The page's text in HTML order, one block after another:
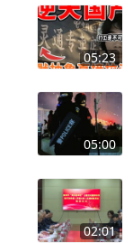
05:23
05:00
02:01